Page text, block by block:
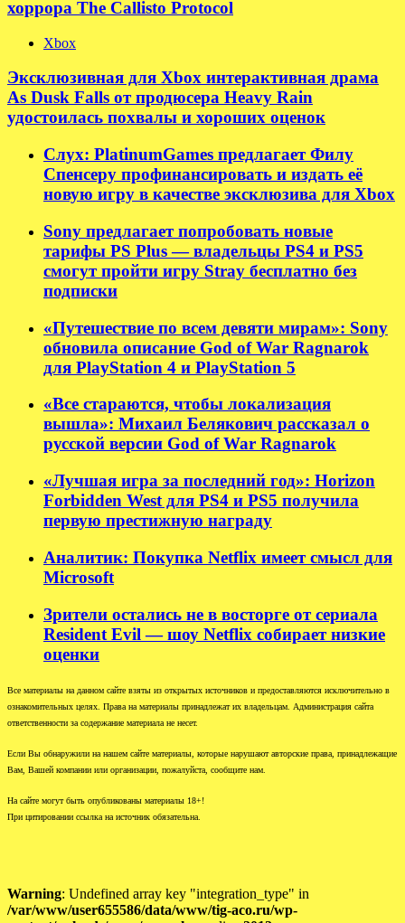
хоррора The Callisto Protocol
Xbox
Эксклюзивная для Xbox интерактивная драма
As Dusk Falls от продюсера Heavy Rain
удостоилась похвалы и хороших оценок
Слух: PlatinumGames предлагает Филу
Спенсеру профинансировать и издать её
новую игру в качестве эксклюзива для Xbox
Sony предлагает попробовать новые
тарифы PS Plus — владельцы PS4 и PS5
смогут пройти игру Stray бесплатно без
подписки
«Путешествие по всем девяти мирам»: Sony
обновила описание God of War Ragnarok
для PlayStation 4 и PlayStation 5
«Все стараются, чтобы локализация
вышла»: Михаил Белякович рассказал о
русской версии God of War Ragnarok
«Лучшая игра за последний год»: Horizon
Forbidden West для PS4 и PS5 получила
первую престижную награду
Аналитик: Покупка Netflix имеет смысл для
Microsoft
Зрители остались не в восторге от сериала
Resident Evil — шоу Netflix собирает низкие
оценки
Все материалы на данном сайте взяты из открытых источников и предоставляются исключительно в
ознакомительных целях. Права на материалы принадлежат их владельцам. Администрация сайта
ответственности за содержание материала не несет.
Если Вы обнаружили на нашем сайте материалы, которые нарушают авторские права, принадлежащие
Вам, Вашей компании или организации, пожалуйста, сообщите нам.
На сайте могут быть опубликованы материалы 18+!
При цитировании ссылка на источник обязательна.
Warning: Undefined array key "integration_type" in
/var/www/user655586/data/www/tig-aco.ru/wp-